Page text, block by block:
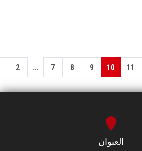
2 ... 7 8 9 10 11
العنوان